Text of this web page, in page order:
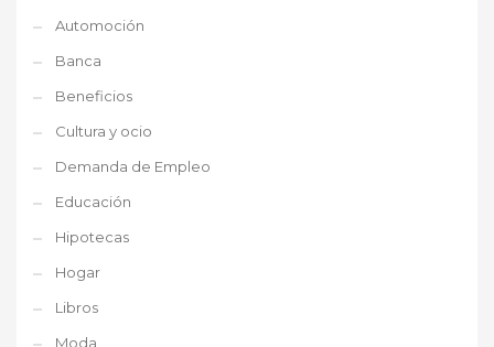
Automoción
Banca
Beneficios
Cultura y ocio
Demanda de Empleo
Educación
Hipotecas
Hogar
Libros
Moda